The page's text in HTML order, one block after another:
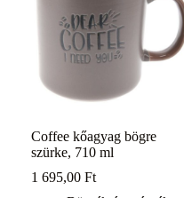
Coffee kőagyag bögre
szürke, 710 ml
1 695,00Ft